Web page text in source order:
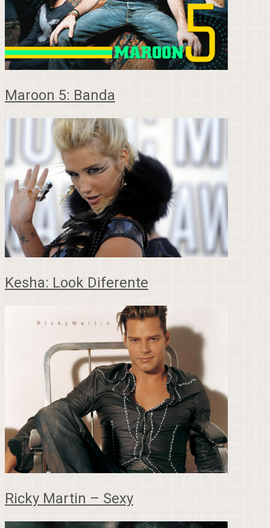
Maroon 5: Banda
Kesha: Look Diferente
Ricky Martin – Sexy